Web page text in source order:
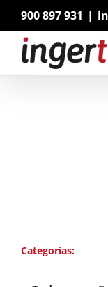
contenido
900 897 931 |
Categorías: